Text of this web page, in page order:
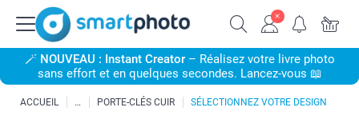
🪄 NOUVEAU : Instant Creator– Réalisez votre livre photo
sans effort et en quelques secondes. Lancez-vous 📖
ACCUEIL PORTE-CLÉS CUIR SÉLECTIONNEZ VOTRE DESIGN